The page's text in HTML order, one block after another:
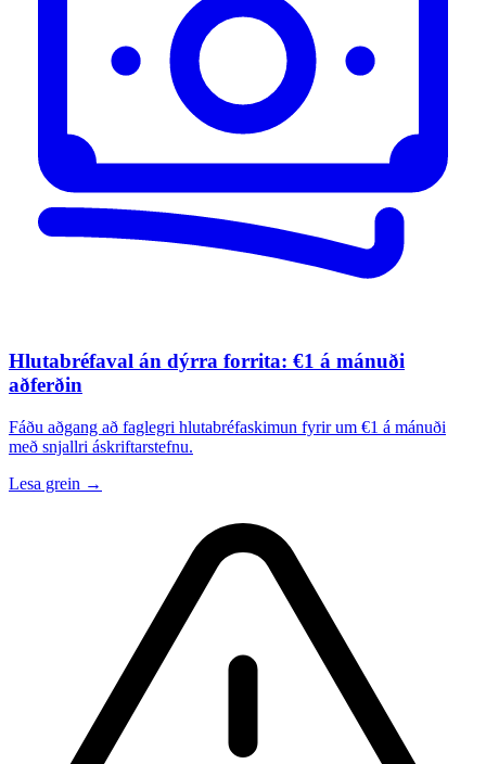
Hlutabréfaval án dýrra forrita: €1 á mánuði
aðferðin
Fáðu aðgang að faglegri hlutabréfaskimun fyrir um €1 á mánuði
með snjallri áskriftarstefnu.
Lesa grein →